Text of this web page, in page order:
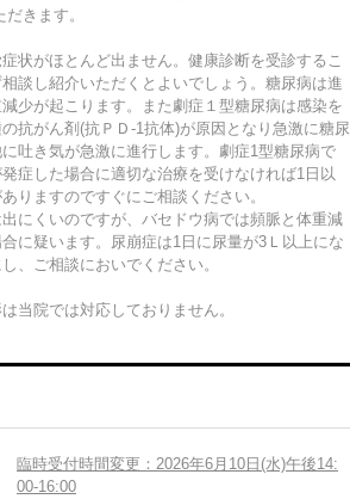
きます。
状がほとんど出ません。健康診断を受診するこ
談し紹介いただくとよいでしょう。糖尿病は進
少が起こります。また劇症１型糖尿病は感染を
抗がん剤(抗ＰＤ-1抗体)が原因となり急激に糖尿
吐き気が急激に進行します。劇症1型糖尿病で
症した場合に適切な治療を受けなければ1日以
りますのですぐにご相談ください。
にくいのですが、バセドウ病では頻脈と体重減
に疑います。尿崩症は1日に尿量が3Ｌ以上にな
、ご相談においでください。
当院では対応しておりません。
臨時受付時間変更：2026年6月10日(水)午後14:
00-16:00